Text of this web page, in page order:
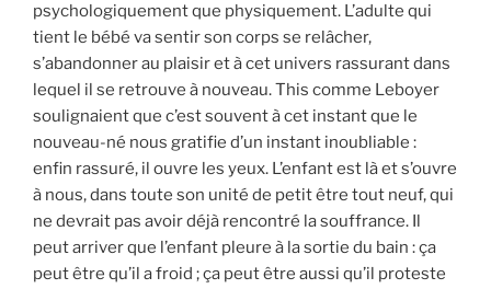
psychologiquement que physiquement. L’adulte qui
tient le bébé va sentir son corps se relâcher,
s’abandonner au plaisir et à cet univers rassurant dans
lequel il se retrouve à nouveau. This comme Leboyer
soulignaient que c’est souvent à cet instant que le
nouveau-né nous gratifie d’un instant inoubliable :
enfin rassuré, il ouvre les yeux. L’enfant est là et s’ouvre
à nous, dans toute son unité de petit être tout neuf, qui
ne devrait pas avoir déjà rencontré la souffrance. Il
peut arriver que l’enfant pleure à la sortie du bain : ça
peut être qu’il a froid ; ça peut être aussi qu’il proteste